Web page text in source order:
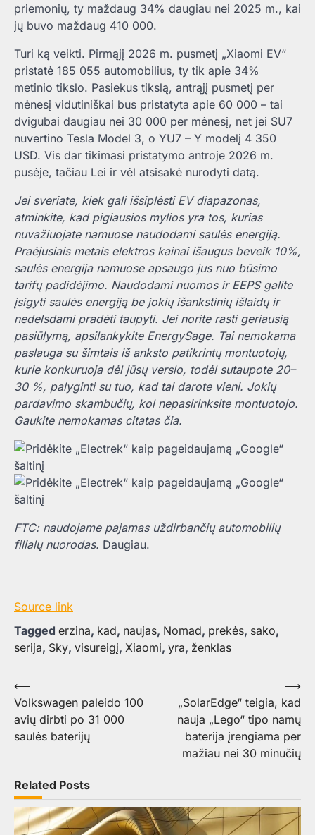
priemonių, ty maždaug 34% daugiau nei 2025 m., kai
jų buvo maždaug 410 000.
Turi ką veikti. Pirmąjį 2026 m. pusmetį „Xiaomi EV“
pristatė 185 055 automobilius, ty tik apie 34%
metinio tikslo. Pasiekus tikslą, antrąjį pusmetį per
mėnesį vidutiniškai bus pristatyta apie 60 000 – tai
dvigubai daugiau nei 30 000 per mėnesį, net jei SU7
nuvertino Tesla Model 3, o YU7 – Y modelį 4 350
USD. Vis dar tikimasi pristatymo antroje 2026 m.
pusėje, tačiau Lei ir vėl atsisakė nurodyti datą.
Jei sveriate, kiek gali išsiplėsti EV diapazonas,
atminkite, kad pigiausios mylios yra tos, kurias
nuvažiuojate namuose naudodami saulės energiją.
Praėjusiais metais elektros kainai išaugus beveik 10%,
saulės energija namuose apsaugo jus nuo būsimo
tarifų padidėjimo. Naudodami nuomos ir EEPS galite
įsigyti saulės energiją be jokių išankstinių išlaidų ir
nedelsdami pradėti taupyti. Jei norite rasti geriausią
pasiūlymą, apsilankykite EnergySage. Tai nemokama
paslauga su šimtais iš anksto patikrintų montuotojų,
kurie konkuruoja dėl jūsų verslo, todėl sutaupote 20–
30 %, palyginti su tuo, kad tai darote vieni. Jokių
pardavimo skambučių, kol nepasirinksite montuotojo.
Gaukite nemokamas citatas čia.
FTC: naudojame pajamas uždirbančių automobilių
filialų nuorodas. Daugiau.
Source link
Tagged erzina, kad, naujas, Nomad, prekės, sako,
serija, Sky, visureigį, Xiaomi, yra, ženklas
Navigacija
tarp
įrašų
⟵
Volkswagen paleido 100
avių dirbti po 31 000
saulės baterijų
„SolarEdge“ teigia, kad
nauja „Lego“ tipo namų
baterija įrengiama per
mažiau nei 30 minučių
⟶
Related Posts